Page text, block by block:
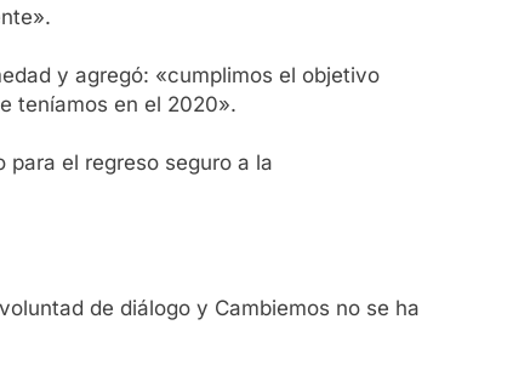
y agregó: «cumplimos el objetivo
teníamos en el 2020».
el regreso seguro a la
de diálogo y Cambiemos no se ha